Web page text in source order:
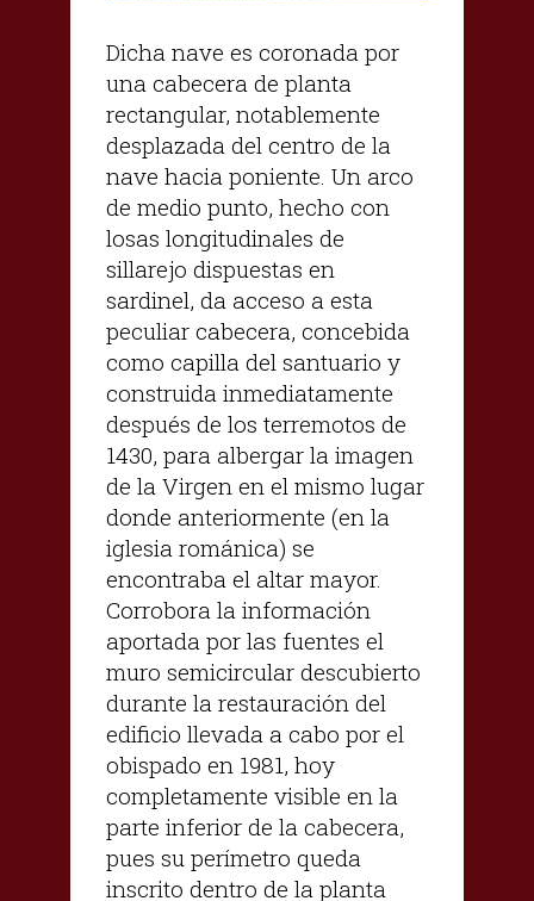
Dicha nave es coronada por
una cabecera de planta
rectangular, notablemente
desplazada del centro de la
nave hacia poniente. Un arco
de medio punto, hecho con
losas longitudinales de
sillarejo dispuestas en
sardinel, da acceso a esta
peculiar cabecera, concebida
como capilla del santuario y
construida inmediatamente
después de los terremotos de
1430, para albergar la imagen
de la Virgen en el mismo lugar
donde anteriormente (en la
iglesia románica) se
encontraba el altar mayor.
Corrobora la información
aportada por las fuentes el
muro semicircular descubierto
durante la restauración del
edificio llevada a cabo por el
obispado en 1981, hoy
completamente visible en la
parte inferior de la cabecera,
pues su perímetro queda
inscrito dentro de la planta